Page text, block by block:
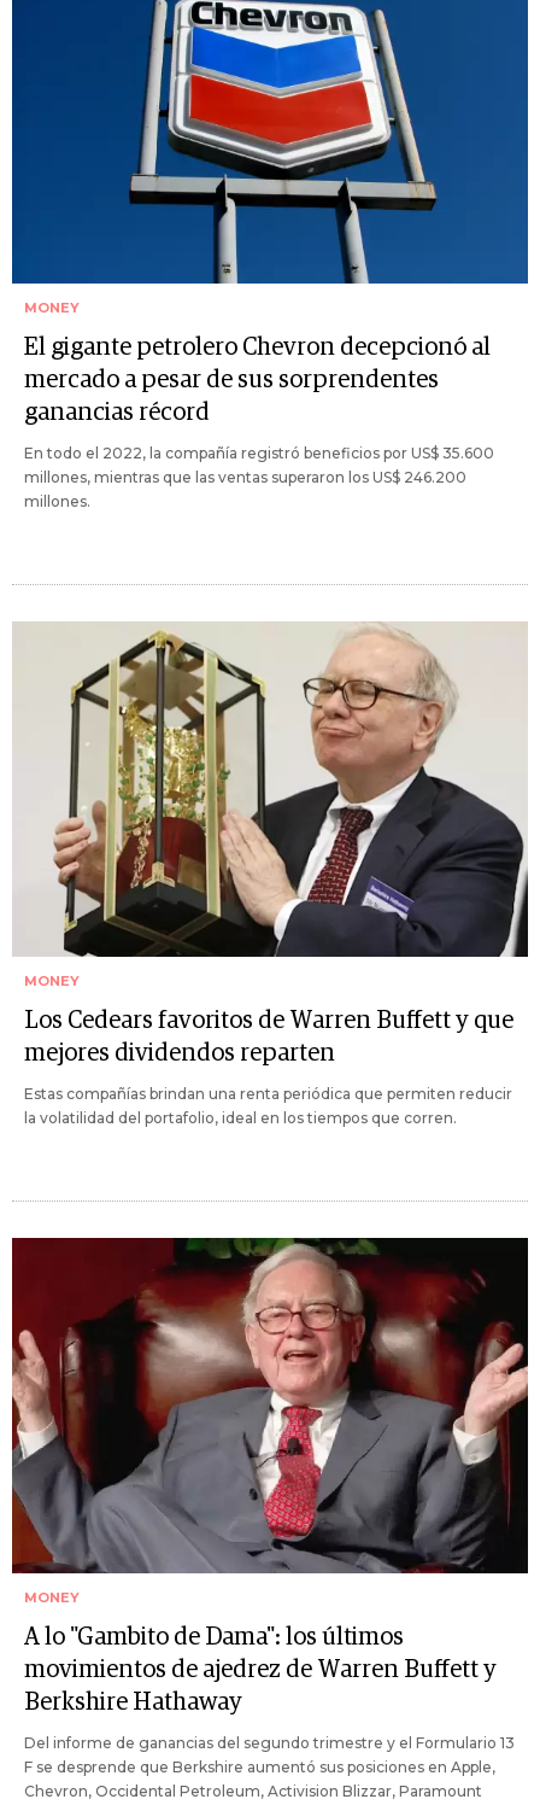
MONEY
El gigante petrolero Chevron decepcionó al
mercado a pesar de sus sorprendentes
ganancias récord
En todo el 2022, la compañía registró beneficios por US$ 35.600
millones, mientras que las ventas superaron los US$ 246.200
millones.
MONEY
Los Cedears favoritos de Warren Buffett y que
mejores dividendos reparten
Estas compañías brindan una renta periódica que permiten reducir
la volatilidad del portafolio, ideal en los tiempos que corren.
MONEY
A lo "Gambito de Dama": los últimos
movimientos de ajedrez de Warren Buffett y
Berkshire Hathaway
Del informe de ganancias del segundo trimestre y el Formulario 13
F se desprende que Berkshire aumentó sus posiciones en Apple,
Chevron, Occidental Petroleum, Activision Blizzar, Paramount